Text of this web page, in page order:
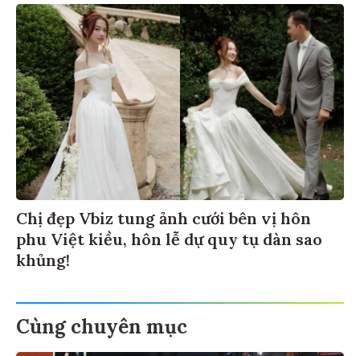
Chị đẹp Vbiz tung ảnh cưới bên vị hôn
phu Việt kiều, hôn lễ dự quy tụ dàn sao
khủng!
Cùng chuyên mục